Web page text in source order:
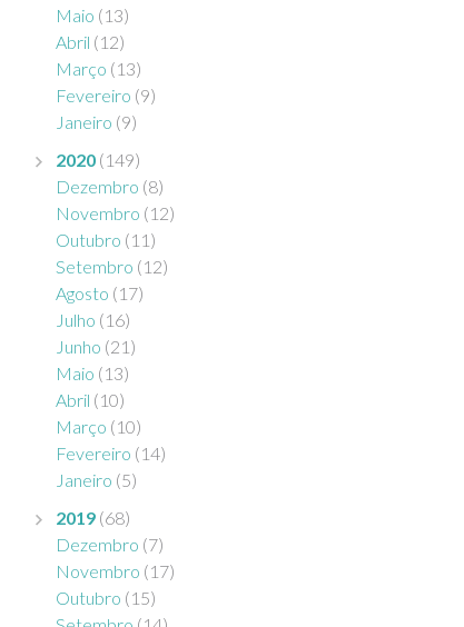
Maio (13)
Abril (12)
Março (13)
Fevereiro (9)
Janeiro (9)
2020 (149)
Dezembro (8)
Novembro (12)
Outubro (11)
Setembro (12)
Agosto (17)
Julho (16)
Junho (21)
Maio (13)
Abril (10)
Março (10)
Fevereiro (14)
Janeiro (5)
2019 (68)
Dezembro (7)
Novembro (17)
Outubro (15)